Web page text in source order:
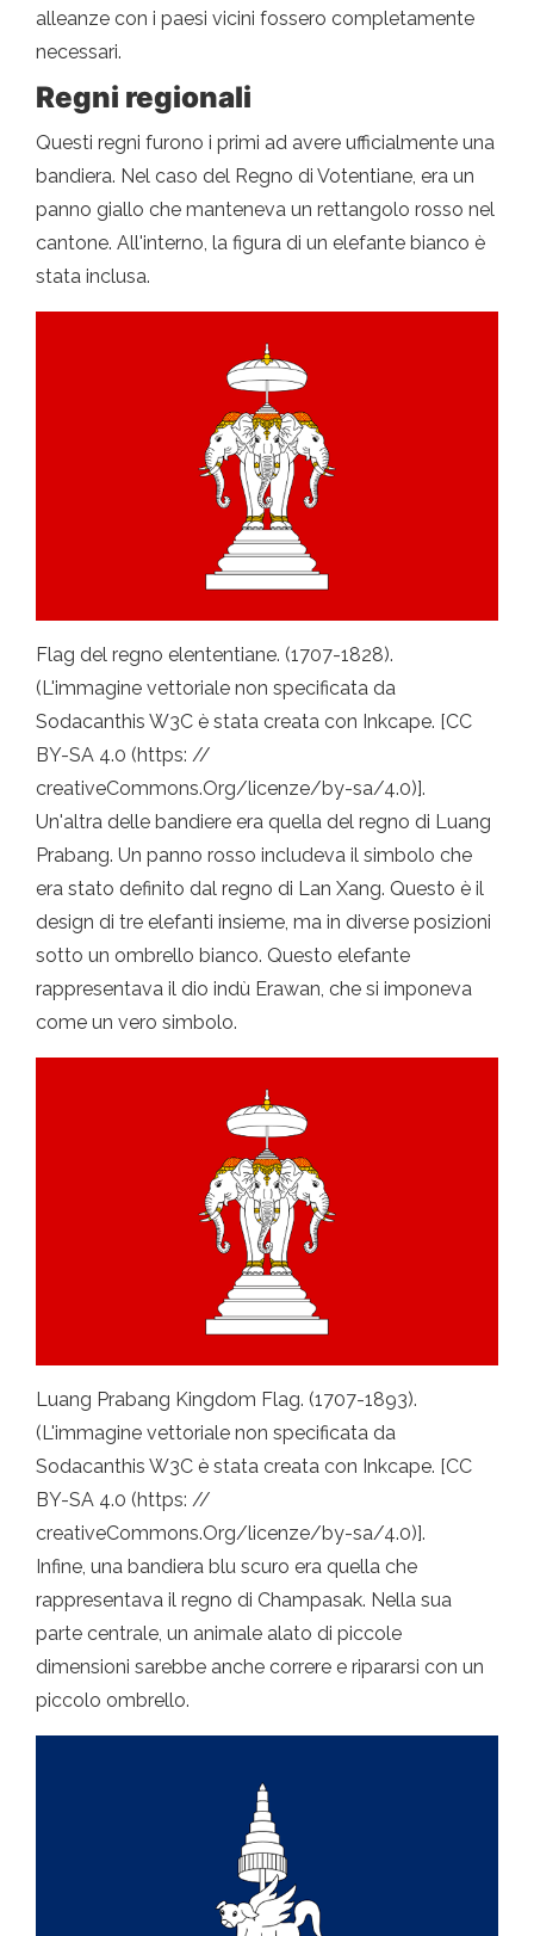
alleanze con i paesi vicini fossero completamente
necessari.
Regni regionali
Questi regni furono i primi ad avere ufficialmente una
bandiera. Nel caso del Regno di Votentiane, era un
panno giallo che manteneva un rettangolo rosso nel
cantone. All'interno, la figura di un elefante bianco è
stata inclusa.
Flag del regno elententiane. (1707-1828).
(L'immagine vettoriale non specificata da
Sodacanthis W3C è stata creata con Inkcape. [CC
BY-SA 4.0 (https: //
creativeCommons.Org/licenze/by-sa/4.0)].
Un'altra delle bandiere era quella del regno di Luang
Prabang. Un panno rosso includeva il simbolo che
era stato definito dal regno di Lan Xang. Questo è il
design di tre elefanti insieme, ma in diverse posizioni
sotto un ombrello bianco. Questo elefante
rappresentava il dio indù Erawan, che si imponeva
come un vero simbolo.
Luang Prabang Kingdom Flag. (1707-1893).
(L'immagine vettoriale non specificata da
Sodacanthis W3C è stata creata con Inkcape. [CC
BY-SA 4.0 (https: //
creativeCommons.Org/licenze/by-sa/4.0)].
Infine, una bandiera blu scuro era quella che
rappresentava il regno di Champasak. Nella sua
parte centrale, un animale alato di piccole
dimensioni sarebbe anche correre e ripararsi con un
piccolo ombrello.